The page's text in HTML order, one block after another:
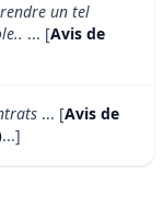
un tel
... [Avis de
... [Avis de
...]